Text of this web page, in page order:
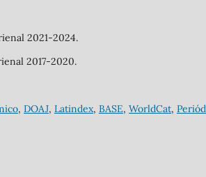
2021-2024.
2017-2020.
, DOAJ, Latindex, BASE, WorldCat,